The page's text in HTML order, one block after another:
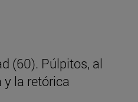
(60). Púlpitos, al
y la retórica